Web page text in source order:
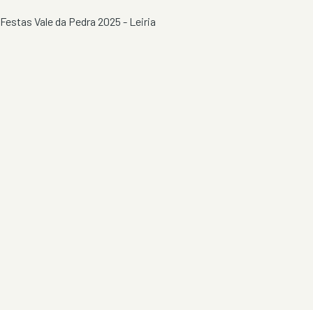
Festas Vale da Pedra 2025 - Leiria